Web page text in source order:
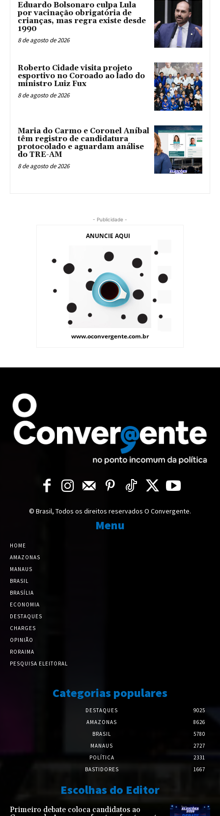
Eduardo Bolsonaro culpa Lula
por vacinação obrigatória de
crianças, mas regra existe desde
1990
8 de agosto de 2026
Roberto Cidade visita projeto
esportivo no Coroado ao lado do
ministro Luiz Fux
8 de agosto de 2026
Maria do Carmo e Coronel Aníbal
têm registro de candidatura
protocolado e aguardam análise
do TRE-AM
8 de agosto de 2026
- Publicidade -
© Brasil, Todos os direitos reservados O Convergente.
Menu
HOME
AMAZONAS
MANAUS
BRASIL
BRASÍLIA
ECONOMIA
DESTAQUES
CHARGES
OPINIÃO
RORAIMA
PESQUISA ELEITORAL
Categorias populares
DESTAQUES
9025
AMAZONAS
8626
BRASIL
5780
MANAUS
2727
POLÍTICA
2331
BASTIDORES
1667
Escolhas do Editor
Primeiro debate coloca candidatos ao